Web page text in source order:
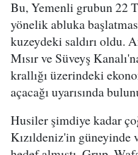
Bu, Yemenli grubun 22
yönelik abluka
kuzeydeki saldırı oldu.
Mısır ve Süveyş
krallığı üzerindeki
açacağı uyarısında
Husiler şimdiye kadar
Kızıldeniz'in